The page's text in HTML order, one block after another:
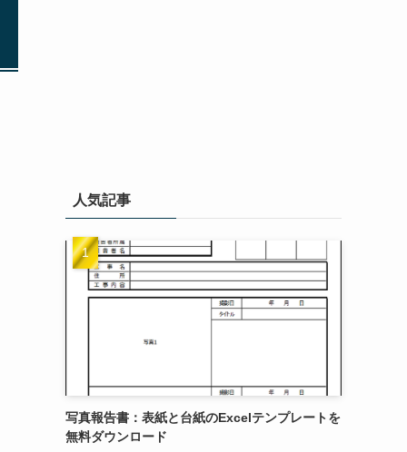
人気記事
写真報告書：表紙と台紙のExcelテンプレートを
無料ダウンロード